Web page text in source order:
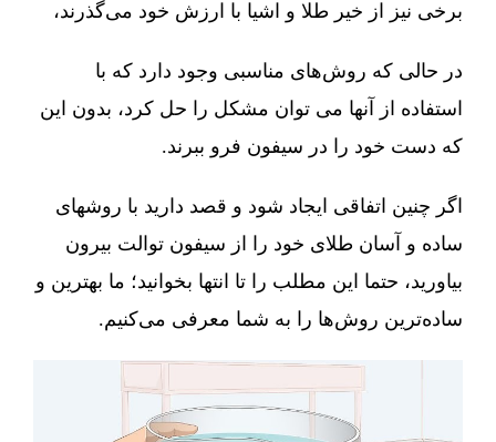
برخی نیز از خیر طلا و اشیا با ارزش خود می‌گذرند،
در حالی که روش‌های مناسبی وجود دارد که با
استفاده از آنها می توان مشکل را حل کرد، بدون این
که دست خود را در سیفون فرو ببرند.
اگر چنین اتفاقی ایجاد شود و قصد دارید با روشهای
ساده و آسان طلای خود را از سیفون توالت بیرون
بیاورید، حتما این مطلب را تا انتها بخوانید؛ ما بهترین و
ساده‌ترین روش‌ها را به شما معرفی می‌کنیم.